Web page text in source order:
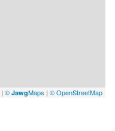
| © JawgMaps | © OpenStreetMap